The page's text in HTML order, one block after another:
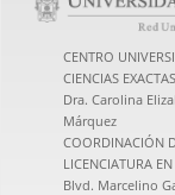
CENTRO
CIENCIAS
Dra. Carolina
Márquez
COORDINACIÓN
LICENCIATURA
Blvd. Marcelino